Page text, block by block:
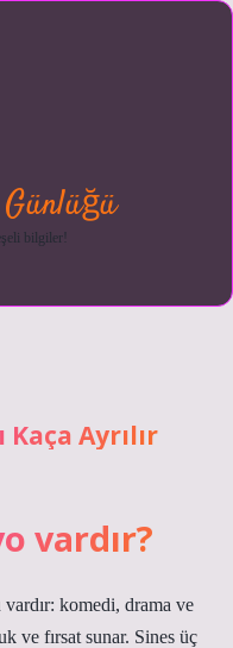
bilgiler!
Ayrılır
vardır?
komedi, drama ve
ve fırsat sunar. Sines üç